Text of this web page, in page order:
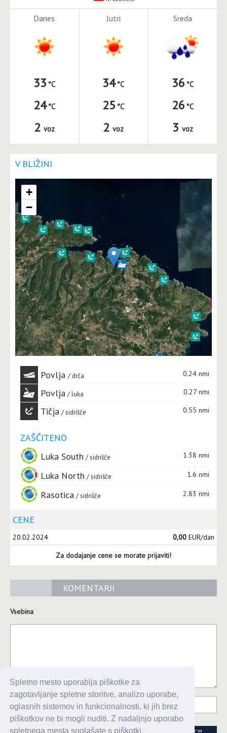
Spletno mesto uporablja piškotke za
zagotavljanje spletne storitve, analizo uporabe,
oglasnih sistemov in funkcionalnosti, ki jih brez
piškotkov ne bi mogli nuditi. Z nadaljnjo uporabo
spletnega mesta soglašate s piškotki.
Danes
33
24
2 voz
Jutri
34
25
2 voz
Sreda
36
26
3 voz
V BLIŽINI
+
−
Povlja drča 0.24 nmi
Povlja luka 0.27 nmi
Tičja sidrišče 0.55 nmi
ZAŠČITENO
Luka South
sidrišče 1.38 nmi
Luka North sidrišče 1.6 nmi
Rasotica sidrišče 2.83 nmi
CENE
20.02.2024 0,00 EUR/dan
Za dodajanje cene se morate prijaviti!
KOMENTARJI
Vsebina